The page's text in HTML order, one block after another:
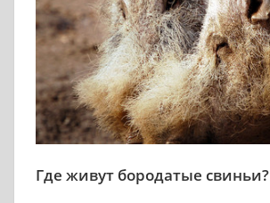
Где живут бородатые свиньи?